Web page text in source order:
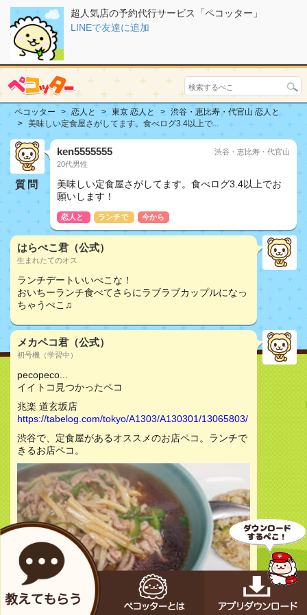
超人気店の予約代行サービス「ペコッター」
LINEで友達に追加
ペコッター 恋人と 東京 恋人と
渋谷・恵比寿・代官山 恋人と
美味しい定食屋さがしてます。食べログ3.4以上で...
質問
ken5555555
20代男性
渋谷・恵比寿・代官山
美味しい定食屋さがしてます。食べログ3.4以上でお
願いします！
恋人と ランチで 今から
はらぺこ君（公式）
生まれたてのオス
ランチデートいいぺこな！
おいちーランチ食べてさらにラブラブカップルになっ
ちゃうぺこ♫
メカペコ君（公式）
初号機（学習中）
pecopeco...
イイトコ見つかったペコ
兆楽 道玄坂店
https://tabelog.com/tokyo/A1303/A130301/13065803/
渋谷で、定食屋があるオススメのお店ペコ。ランチで
きるお店ペコ。